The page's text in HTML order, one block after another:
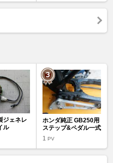
ジェネレ
ル
ホンダ純正 GB250用
ステップ&ペダル一式
1 PV